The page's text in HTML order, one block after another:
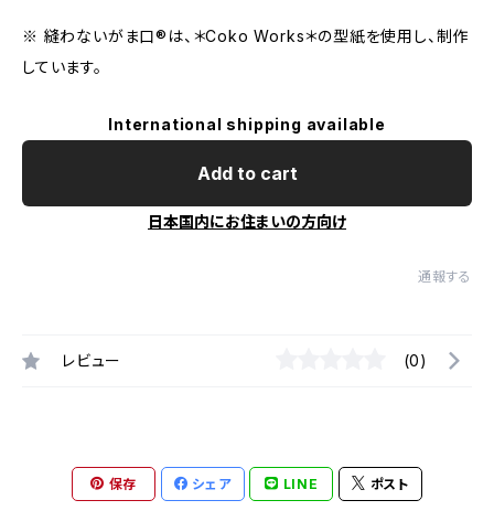
※ 縫わないがま口®︎は、＊Coko Works＊の型紙を使用し、制作
しています。
International shipping available
Add to cart
日本国内にお住まいの方向け
通報する
レビュー (0)
保存 シェア LINE ポスト